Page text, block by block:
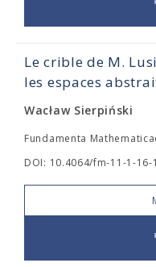
Le crible de M.
les espaces
Wacław Sierpiński
Fundamenta
DOI: 10.4064/fm-11-1-16-